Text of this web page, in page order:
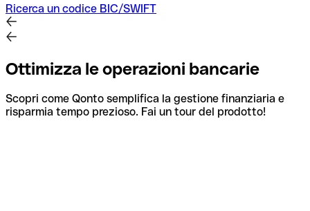
Ricerca un codice BIC/SWIFT
Ottimizza le operazioni bancarie
Scopri come Qonto semplifica la gestione finanziaria e
risparmia tempo prezioso. Fai un tour del prodotto!